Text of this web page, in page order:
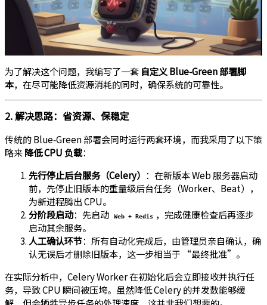
为了解决这个问题，我编写了一套 自定义 Blue‑Green 部署脚
本，在尽可能降低资源消耗的同时，确保系统的可靠性。
2. 解决思路：省资源、保稳定
传统的 Blue‑Green 部署会同时运行两套环境，而我采用了以下策
略来降低 CPU 负载：
先行停止后台服务（Celery） ：在新版本 Web 服务器启动
前，先停止旧版本的重量级后台任务（Worker、Beat），
为新进程腾出 CPU。
分阶段启动：先启动 Web + Redis ，完成健康检查后再逐步
启动其余服务。
人工确认环节：所有自动化完成后，由管理员亲自确认，确
认无误后才删除旧版本，这一步相当于 “最终批准”。
在实际分析中，Celery Worker 在初始化后会立即接收并执行任
务，导致 CPU 瞬间被压垮。虽然降低 Celery 的并发数能够缓
解，但会牺牲异步任务的处理速度，这并非我们想要的。